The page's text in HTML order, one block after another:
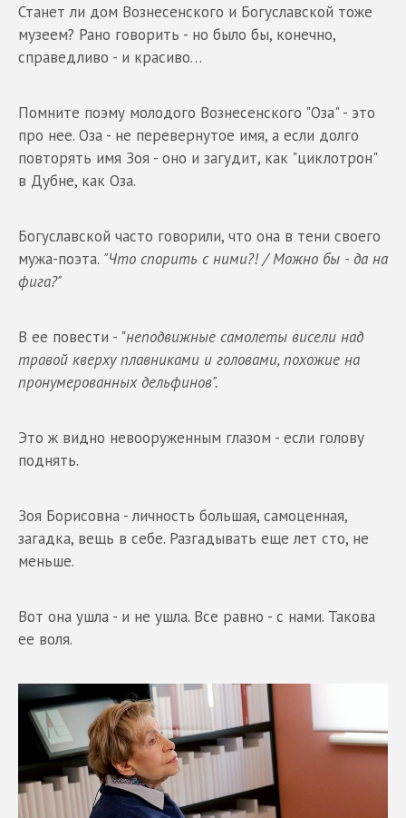
Станет ли дом Вознесенского и Богуславской тоже
музеем? Рано говорить - но было бы, конечно,
справедливо - и красиво…
Помните поэму молодого Вознесенского "Оза" - это
про нее. Оза - не перевернутое имя, а если долго
повторять имя Зоя - оно и загудит, как "циклотрон"
в Дубне, как Оза.
Богуславской часто говорили, что она в тени своего
мужа-поэта. "Что спорить с ними?! / Можно бы - да на
фига?"
В ее повести - "неподвижные самолеты висели над
травой кверху плавниками и головами, похожие на
пронумерованных дельфинов".
Это ж видно невооруженным глазом - если голову
поднять.
Зоя Борисовна - личность большая, самоценная,
загадка, вещь в себе. Разгадывать еще лет сто, не
меньше.
Вот она ушла - и не ушла. Все равно - с нами. Такова
ее воля.